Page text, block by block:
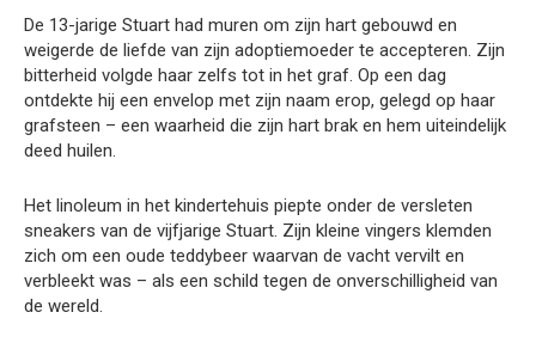
De 13-jarige Stuart had muren om zijn hart gebouwd en
weigerde de liefde van zijn adoptiemoeder te accepteren. Zijn
bitterheid volgde haar zelfs tot in het graf. Op een dag
ontdekte hij een envelop met zijn naam erop, gelegd op haar
grafsteen – een waarheid die zijn hart brak en hem uiteindelijk
deed huilen.
Het linoleum in het kindertehuis piepte onder de versleten
sneakers van de vijfjarige Stuart. Zijn kleine vingers klemden
zich om een oude teddybeer waarvan de vacht vervilt en
verbleekt was – als een schild tegen de onverschilligheid van
de wereld.